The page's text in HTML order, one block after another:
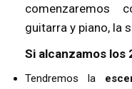
comenzaremos
guitarra y piano, la
Si alcanzamos los
Tendremos la